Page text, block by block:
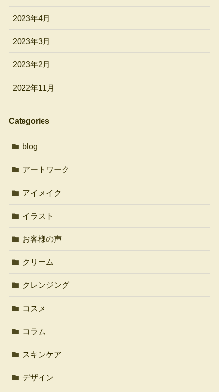
2023年4月
2023年3月
2023年2月
2022年11月
Categories
blog
アートワーク
アイメイク
イラスト
お客様の声
クリーム
クレンジング
コスメ
コラム
スキンケア
デザイン